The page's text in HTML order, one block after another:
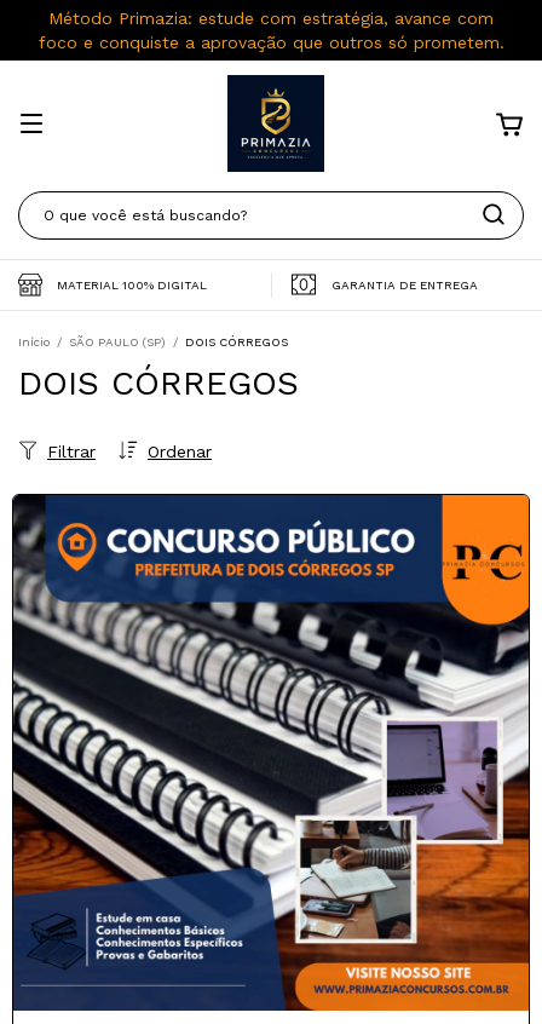
Método Primazia: estude com estratégia, avance com
foco e conquiste a aprovação que outros só prometem.
MATERIAL 100% DIGITAL GARANTIA DE ENTREGA
Início / SÃO PAULO (SP) / DOIS CÓRREGOS
DOIS CÓRREGOS
Ordenar
Filtrar